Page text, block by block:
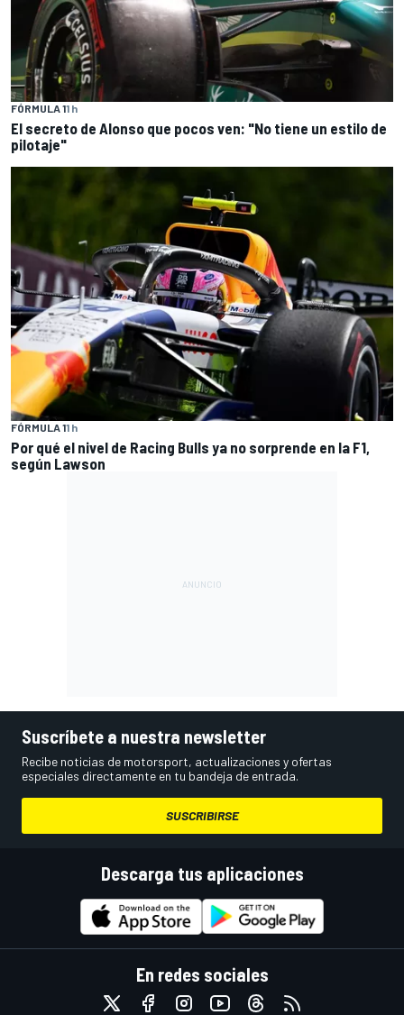
FÓRMULA 11 h
El secreto de Alonso que pocos ven: "No tiene un estilo de
pilotaje"
FÓRMULA 11 h
Por qué el nivel de Racing Bulls ya no sorprende en la F1,
según Lawson
Suscríbete a nuestra newsletter
Recibe noticias de motorsport, actualizaciones y ofertas
especiales directamente en tu bandeja de entrada.
SUSCRIBIRSE
Descarga tus aplicaciones
En redes sociales